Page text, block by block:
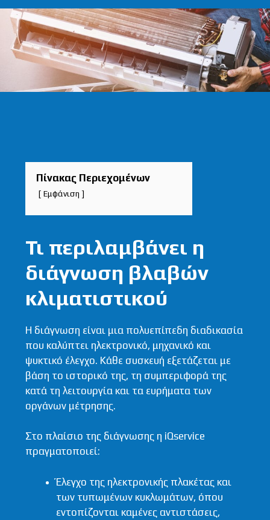
Πίνακας Περιεχομένων
Εμφάνιση
Τι περιλαμβάνει η
διάγνωση βλαβών
κλιματιστικού
Η διάγνωση είναι μια πολυεπίπεδη διαδικασία
που καλύπτει ηλεκτρονικό, μηχανικό και
ψυκτικό έλεγχο. Κάθε συσκευή εξετάζεται με
βάση το ιστορικό της, τη συμπεριφορά της
κατά τη λειτουργία και τα ευρήματα των
οργάνων μέτρησης.
Στο πλαίσιο της διάγνωσης η iQservice
πραγματοποιεί:
Έλεγχο της ηλεκτρονικής πλακέτας και
των τυπωμένων κυκλωμάτων, όπου
εντοπίζονται καμένες αντιστάσεις,